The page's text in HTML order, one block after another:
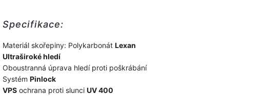
Specifikace:
Materiál skořepiny: Polykarbonát Lexan
Ultraširoké hledí
Oboustranná úprava hledí proti poškrábání
Systém Pinlock
VPS ochrana proti slunci UV 400